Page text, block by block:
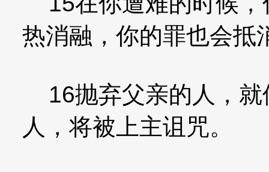
热消融，你的罪也会抵
16抛弃父亲的人，就
人，将被上主诅咒。